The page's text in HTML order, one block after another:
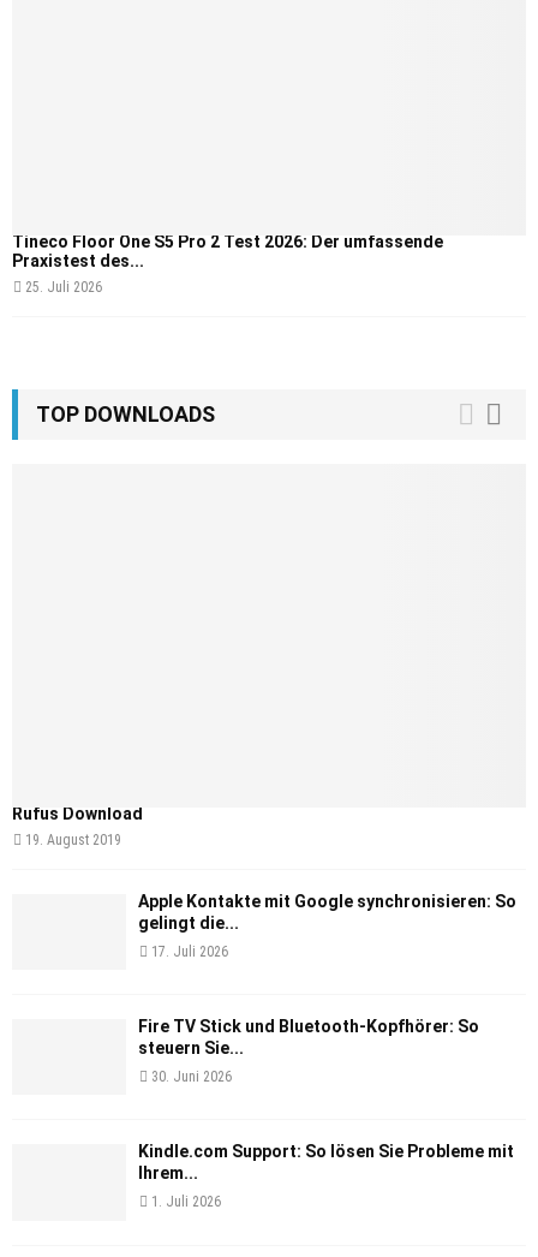
Tineco Floor One S5 Pro 2 Test 2026: Der umfassende
Praxistest des...
25. Juli 2026
TOP DOWNLOADS
Rufus Download
19. August 2019
Apple Kontakte mit Google synchronisieren: So
gelingt die...
17. Juli 2026
Fire TV Stick und Bluetooth-Kopfhörer: So
steuern Sie...
30. Juni 2026
Kindle.com Support: So lösen Sie Probleme mit
Ihrem...
1. Juli 2026